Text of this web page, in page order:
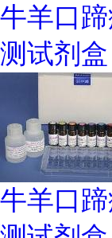
牛羊口
测试剂盒
牛羊口